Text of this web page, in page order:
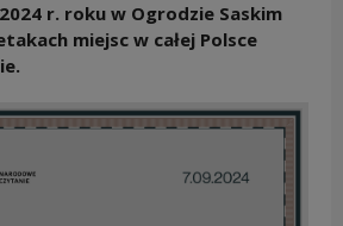
r. roku w Ogrodzie Saskim
miejsc w całej Polsce